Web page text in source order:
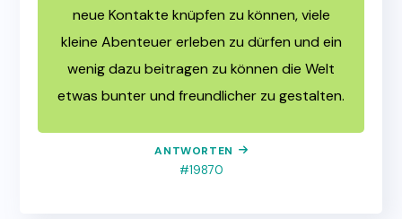
neue Kontakte knüpfen zu können, viele
kleine Abenteuer erleben zu dürfen und ein
wenig dazu beitragen zu können die Welt
etwas bunter und freundlicher zu gestalten.
ANTWORTEN
#19870